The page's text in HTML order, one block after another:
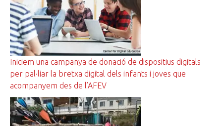
Iniciem una campanya de donació de dispositius digitals
per pal·liar la bretxa digital dels infants i joves que
acompanyem des de l’AFEV